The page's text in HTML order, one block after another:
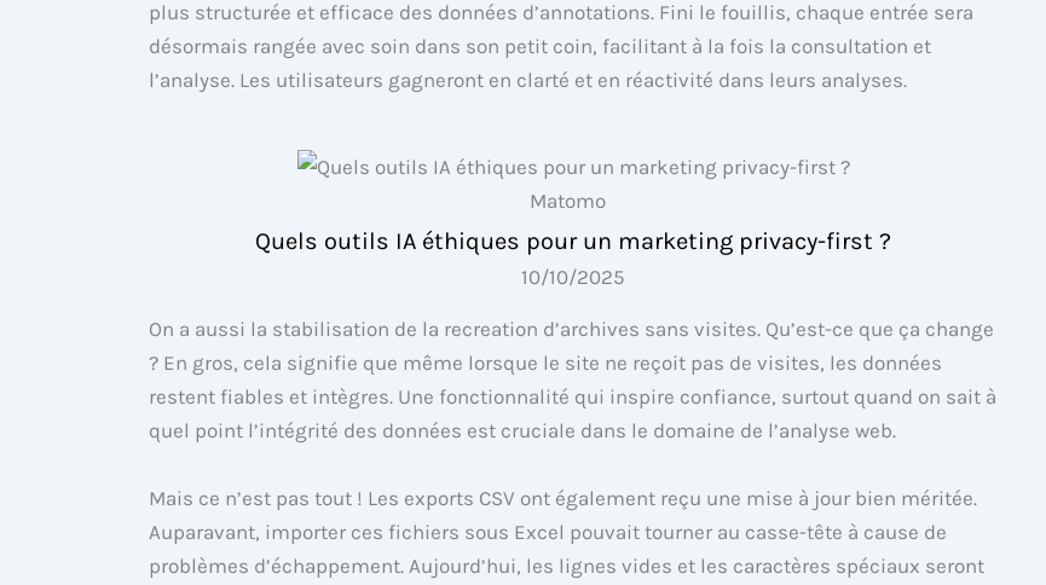
plus structurée et efficace des données d’annotations. Fini le fouillis, chaque entrée sera
désormais rangée avec soin dans son petit coin, facilitant à la fois la consultation et
l’analyse. Les utilisateurs gagneront en clarté et en réactivité dans leurs analyses.
Matomo
Quels outils IA éthiques pour un marketing privacy-first ?
10/10/2025
On a aussi la stabilisation de la recreation d’archives sans visites. Qu’est-ce que ça change
? En gros, cela signifie que même lorsque le site ne reçoit pas de visites, les données
restent fiables et intègres. Une fonctionnalité qui inspire confiance, surtout quand on sait à
quel point l’intégrité des données est cruciale dans le domaine de l’analyse web.
Mais ce n’est pas tout ! Les exports CSV ont également reçu une mise à jour bien méritée.
Auparavant, importer ces fichiers sous Excel pouvait tourner au casse-tête à cause de
problèmes d’échappement. Aujourd’hui, les lignes vides et les caractères spéciaux seront